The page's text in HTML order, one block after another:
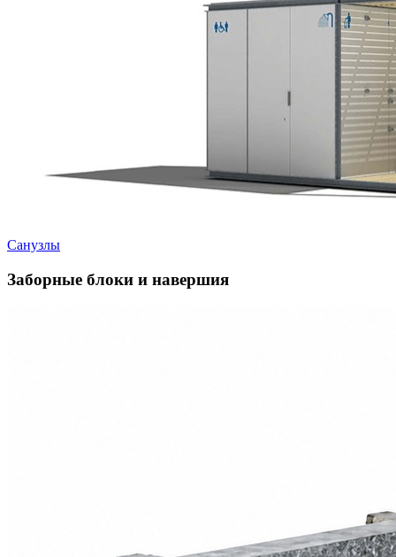
Санузлы
Заборные блоки и навершия